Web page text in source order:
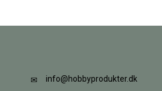
info@hobbyprodukter.dk